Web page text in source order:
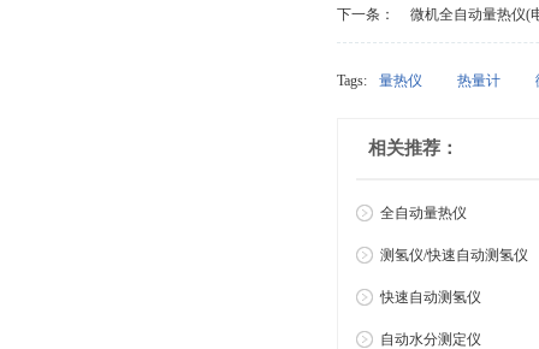
下一条：
微机全自动量热仪(
Tags: 量热仪 热量计
相关推荐：
全自动量热仪
测氢仪/快速自动测氢仪
快速自动测氢仪
自动水分测定仪